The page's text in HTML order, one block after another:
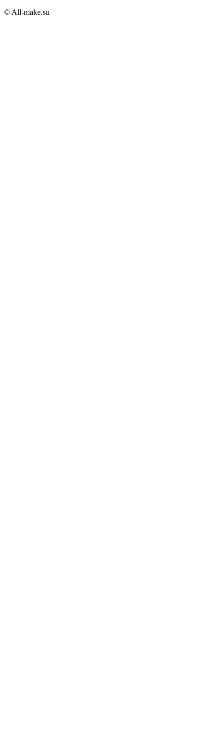
© All-make.su